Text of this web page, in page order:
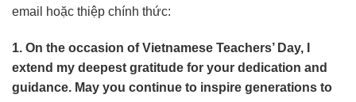
email hoặc thiệp chính thức:
1. On the occasion of Vietnamese Teachers’ Day, I
extend my deepest gratitude for your dedication and
guidance. May you continue to inspire generations to